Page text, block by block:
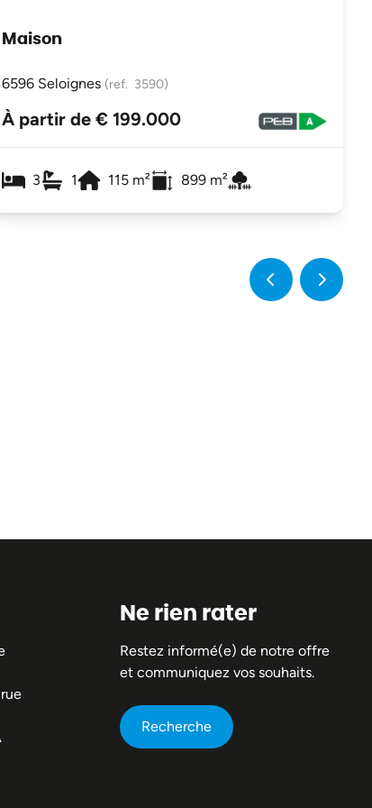
Maison
6596 Seloignes (ref. 3590)
À partir de € 199.000
3 1 115 m² 899 m²
Ne rien rater
Restez informé(e) de notre offre
et communiquez vos souhaits.
Recherche